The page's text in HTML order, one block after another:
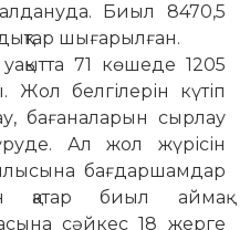
Биыл 8470,5
шы­ғарылған.
71 көшеде 1205
Жол белгілерін күтіп
бағаналарын сырлау
Ал жол жүрісін
бағдар­шамдар
қатар биыл аймақ
сәйкес 18 жерге